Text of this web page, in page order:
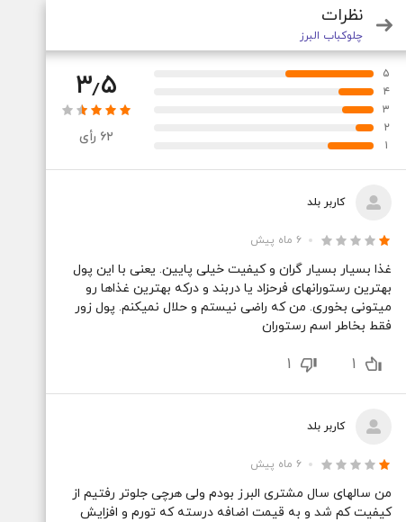
نظرات
چلوکباب البرز
۵
۴
۳
۲
۱
۳٫۵
۶۲ رأی
کاربر بلد
۶ ماه پیش
غذا‌‎​‎‎​ بسیار بسیار گران و کیفیت خیلی پایین. یعنی با این پول
بهترین‌‎‌​‌​ رستورانهای فرحزاد یا دربند و درکه بهترین غذاها رو
میتونی بخوری. من‌‎​‎‏‏ که راضی نیستم و حلال نمیکنم. پول زور
فقط بخاطر اسم رستوران
1
1
کاربر بلد
۶ ماه پیش
من‌‎​‎‎​ سالهای سال مشتری البرز بودم ولی هرچی جلوتر رفتیم از
کیفیت کم شد و به قیمت اضافه درسته که تورم و‌‎‌​‌​ افزایش
جستجو